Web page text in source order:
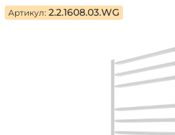
Артикул: 2.2.1608.03.WG